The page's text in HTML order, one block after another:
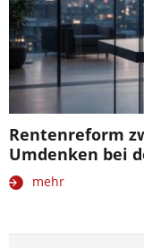
Rentenreform
Umdenken bei
mehr